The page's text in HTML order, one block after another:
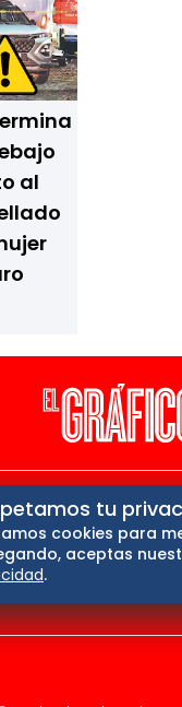
al
Vive
tu
cookies para
aceptas
.